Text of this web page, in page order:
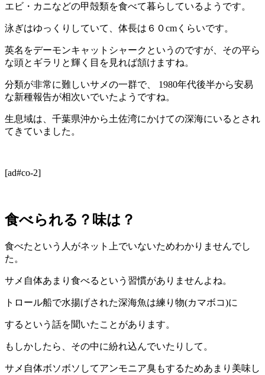
エビ・カニなどの甲殻類を食べて暮らしているようです。
泳ぎはゆっくりしていて、体長は６０cmくらいです。
英名をデーモンキャットシャークというのですが、その平ら
な頭とギラリと輝く目を見れば頷けますね。
分類が非常に難しいサメの一群で、 1980年代後半から安易
な新種報告が相次いでいたようですね。
生息域は、千葉県沖から土佐湾にかけての深海にいるとされ
てきていました。
[ad#co-2]
食べられる？味は？
食べたという人がネット上でいないためわかりませんでし
た。
サメ自体あまり食べるという習慣がありませんよね。
トロール船で水揚げされた深海魚は練り物(カマボコ)に
するという話を聞いたことがあります。
もしかしたら、その中に紛れ込んでいたりして。
サメ自体ボソボソしてアンモニア臭もするためあまり美味し